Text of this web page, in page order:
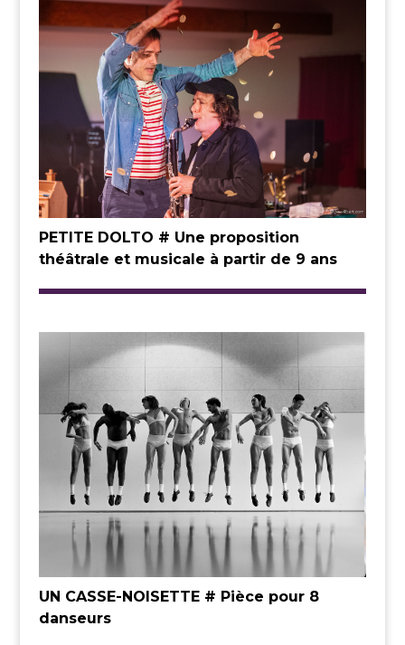
PETITE DOLTO # Une proposition
théâtrale et musicale à partir de 9 ans
UN CASSE-NOISETTE # Pièce pour 8
danseurs